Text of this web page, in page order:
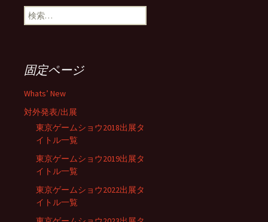
ビ
ゲ
ー
検
索:
固定ページ
Whats’ New
対外発表/出展
東京ゲームショウ2018出展タ
イトル一覧
東京ゲームショウ2019出展タ
イトル一覧
東京ゲームショウ2022出展タ
イトル一覧